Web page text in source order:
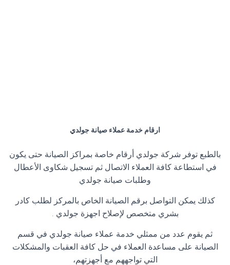
ارقام خدمة عملاء صيانة جولدي
بالطبع توفر شركة جولدي أرقام خاصة بمراكز الصيانة حتى يكون
في استطاعة كافة العملاء الاتصال ثم تسجيل شكاوى الأعطال
وطلبات صيانة جولدي
كذلك يمكن التواصل برقم الصيانة الخاص بالمركز لطلب كادر
بشري متخصص لإصلاح اجهزة جولدي .
ثم يقوم عدد من ممثلي خدمة عملاء صيانة جولدي في قسم
الصيانة على مساعدة العملاء في حل كافة العقبات والمشكلات
التي تواجههم مع أجهزتهم،